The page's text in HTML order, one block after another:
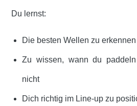
Du lernst:
Die besten Wellen zu erkennen
Zu wissen, wann du
nicht
Dich richtig im Line-up zu